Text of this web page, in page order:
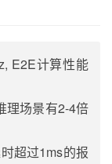
E2E计算性能
理场景有2-4倍
超过1ms的报